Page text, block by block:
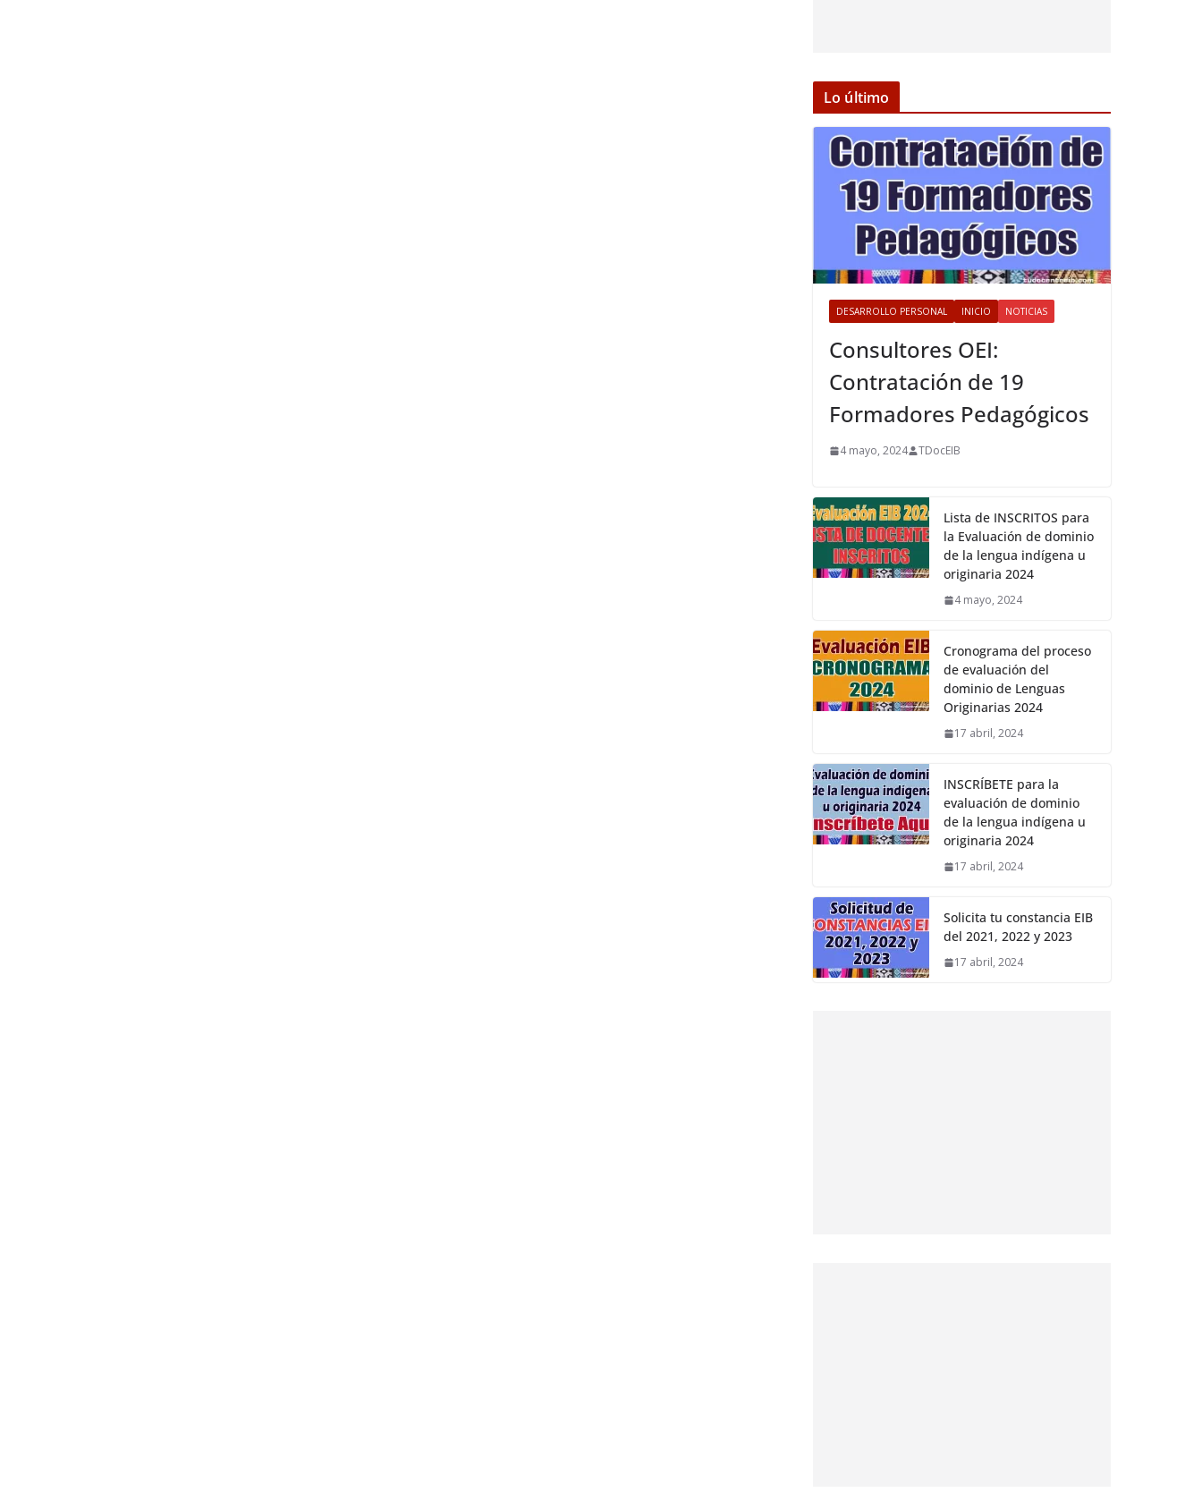
Lo último
DESARROLLO PERSONAL INICIO NOTICIAS
Consultores OEI:
Contratación de 19
Formadores Pedagógicos
4 mayo, 2024 TDocEIB
Lista de INSCRITOS para
la Evaluación de dominio
de la lengua indígena u
originaria 2024
4 mayo, 2024
Cronograma del proceso
de evaluación del
dominio de Lenguas
Originarias 2024
17 abril, 2024
INSCRÍBETE para la
evaluación de dominio
de la lengua indígena u
originaria 2024
17 abril, 2024
Solicita tu constancia EIB
del 2021, 2022 y 2023
17 abril, 2024